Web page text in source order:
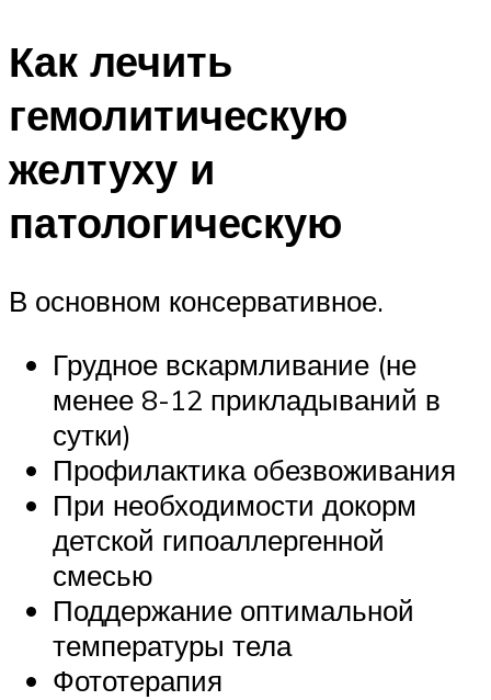
Как лечить
гемолитическую
желтуху и
патологическую
В основном консервативное.
Грудное вскармливание (не
менее 8-12 прикладываний в
сутки)
Профилактика обезвоживания
При необходимости докорм
детской гипоаллергенной
смесью
Поддержание оптимальной
температуры тела
Фототерапия